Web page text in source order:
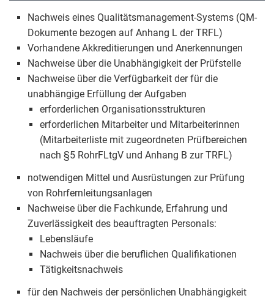
Nachweis eines Qualitätsmanagement-Systems (QM-
Dokumente bezogen auf Anhang L der TRFL)
Vorhandene Akkreditierungen und Anerkennungen
Nachweise über die Unabhängigkeit der Prüfstelle
Nachweise über die Verfügbarkeit der für die
unabhängige Erfüllung der Aufgaben
erforderlichen Organisationsstrukturen
erforderlichen Mitarbeiter und Mitarbeiterinnen
(Mitarbeiterliste mit zugeordneten Prüfbereichen
nach §5 RohrFLtgV und Anhang B zur TRFL)
notwendigen Mittel und Ausrüstungen zur Prüfung
von Rohrfernleitungsanlagen
Nachweise über die Fachkunde, Erfahrung und
Zuverlässigkeit des beauftragten Personals:
Lebensläufe
Nachweis über die beruflichen Qualifikationen
Tätigkeitsnachweis
für den Nachweis der persönlichen Unabhängigkeit